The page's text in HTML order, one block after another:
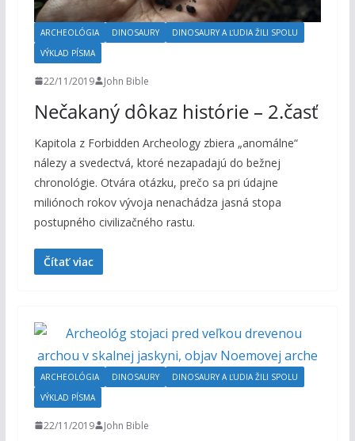
ARCHEOLÓGIA DINOSAURY
DINOSAURY A ĽUDIA ŽILI SPOLU
VÝKLAD PÍSMA
22/11/2019 John Bible
Nečakaný dôkaz histórie – 2.časť
Kapitola z Forbidden Archeology zbiera „anomálne“
nálezy a svedectvá, ktoré nezapadajú do bežnej
chronológie. Otvára otázku, prečo sa pri údajne
miliónoch rokov vývoja nenachádza jasná stopa
postupného civilizačného rastu.
Čítať viac
ARCHEOLÓGIA DINOSAURY
DINOSAURY A ĽUDIA ŽILI SPOLU
VÝKLAD PÍSMA
22/11/2019 John Bible